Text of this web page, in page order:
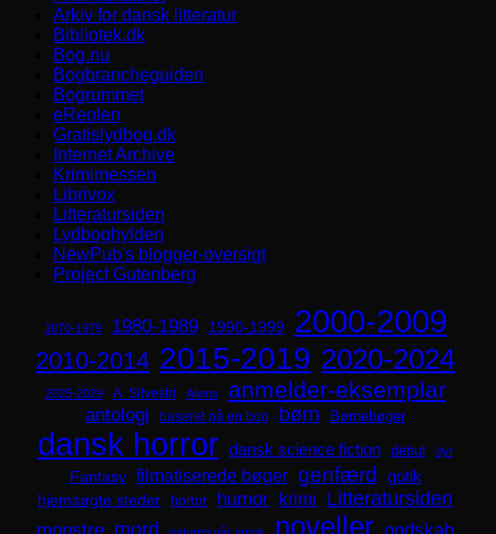
Arkiv for dansk litteratur
Bibliotek.dk
Bog.nu
Bogbrancheguiden
Bogrummet
eReolen
Gratislydbog.dk
Internet Archive
Krimimessen
Librivox
Litteratursiden
Lydboghylden
NewPub's blogger-oversigt
Project Gutenberg
1970-1979 1980-1989 1990-1999 2000-2009
2010-2014 2015-2019 2020-2024
2025-2029 A. Silvestri Aliens anmelder-eksemplar
antologi baseret på en bog børn Børnebøger
dansk horror dansk science fiction debut dyr
Fantasy filmatiserede bøger genfærd
gotik
hjemsøgte steder
horror humor krimi Litteratursiden
noveller